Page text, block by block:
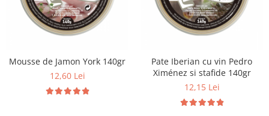
Mousse de Jamon York 140gr
12,60 Lei
Pate Iberian cu vin Pedro
Ximénez si stafide 140gr
12,15 Lei